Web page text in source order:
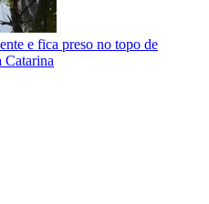
e fica preso no topo de
Catarina